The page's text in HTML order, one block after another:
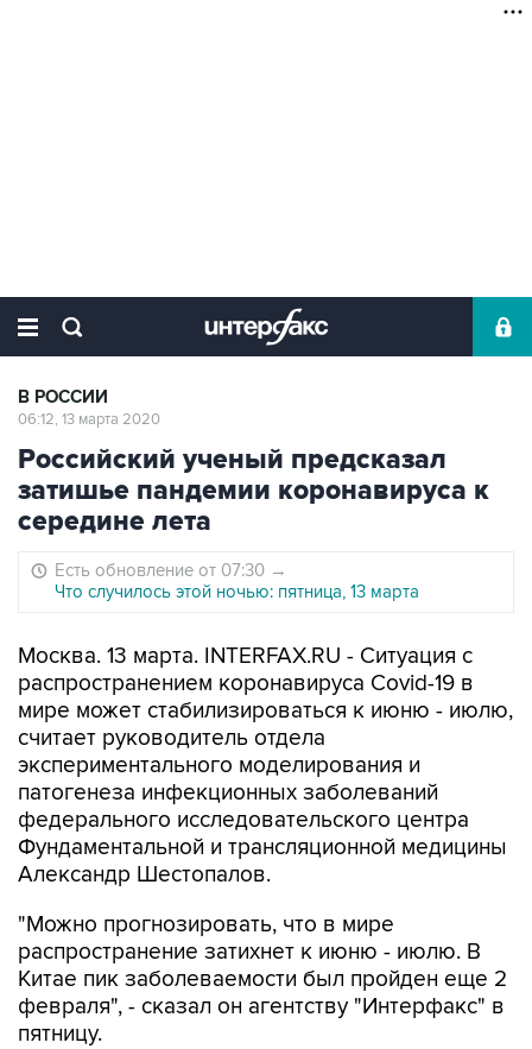
В РОССИИ
06:12, 13 марта 2020
Российский ученый предсказал
затишье пандемии коронавируса к
середине лета
Есть обновление от 07:30 →
Что случилось этой ночью: пятница, 13 марта
Москва. 13 марта. INTERFAX.RU - Ситуация с
распространением коронавируса Covid-19 в
мире может стабилизироваться к июню - июлю,
считает руководитель отдела
экспериментального моделирования и
патогенеза инфекционных заболеваний
федерального исследовательского центра
Фундаментальной и трансляционной медицины
Александр Шестопалов.
"Можно прогнозировать, что в мире
распространение затихнет к июню - июлю. В
Китае пик заболеваемости был пройден еще 2
февраля", - сказал он агентству "Интерфакс" в
пятницу.